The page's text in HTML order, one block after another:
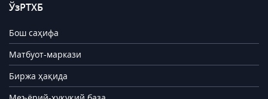
ЎзРТХБ
Бош саҳифа
Матбуот-маркази
Биржа ҳақида